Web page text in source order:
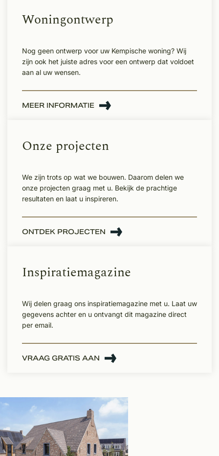
Woningontwerp
Nog geen ontwerp voor uw Kempische woning? Wij
zijn ook het juiste adres voor een ontwerp dat voldoet
aan al uw wensen.
MEER INFORMATIE
Onze projecten
We zijn trots op wat we bouwen. Daarom delen we
onze projecten graag met u. Bekijk de prachtige
resultaten en laat u inspireren.
ONTDEK PROJECTEN
Inspiratiemagazine
Wij delen graag ons inspiratiemagazine met u. Laat uw
gegevens achter en u ontvangt dit magazine direct
per email.
VRAAG GRATIS AAN